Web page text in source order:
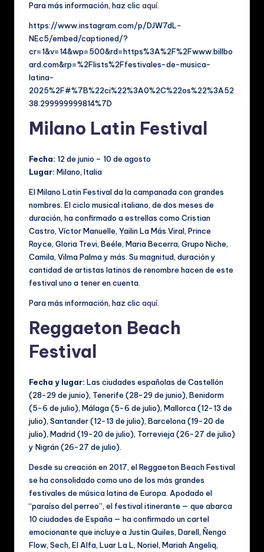
Para más información, haz clic aquí.
https://www.instagram.com/p/DJW7dL-
NEc5/embed/captioned/?
cr=1&v=14&wp=500&rd=https%3A%2F%2Fwww.billbo
ard.com&rp=%2Flists%2Ffestivales-de-musica-
latina-
2025%2F#%7B%22ci%22%3A0%2C%22os%22%3A52
38.299999999814%7D
Milano Latin Festival
Fecha: 12 de junio – 10 de agosto
Lugar: Milano, Italia
El Milano Latin Festival da la campanada con grandes
nombres. El ciclo musical italiano, de dos meses de
duración, ha confirmado a estrellas como Cristian
Castro, Víctor Manuelle, Yailin La Más Viral, Prince
Royce, Gloria Trevi, Beéle, Maria Becerra, Grupo Niche,
Camila, Vilma Palma y más. Su magnitud, duración y
cantidad de artistas latinos de renombre hacen de este
festival uno a tener en cuenta.
Para más información, haz clic aquí.
Reggaeton Beach
Festival
Fecha y lugar: Las ciudades españolas de Castellón
(28-29 de junio), Tenerife (28-29 de junio), Benidorm
(5-6 de julio), Málaga (5-6 de julio), Mallorca (12-13 de
julio), Santander (12-13 de julio), Barcelona (19-20 de
julio), Madrid (19-20 de julio), Torrevieja (26-27 de julio)
y Nigrán (26-27 de julio).
Desde su creación en 2017, el Reggaeton Beach Festival
se ha consolidado como uno de los más grandes
festivales de música latina de Europa. Apodado el
“paraíso del perreo”, el festival itinerante — que abarca
10 ciudades de España — ha confirmado un cartel
emocionante que incluye a Justin Quiles, Darell, Ñengo
Flow, Sech, El Alfa, Luar La L, Noriel, Mariah Angeliq,